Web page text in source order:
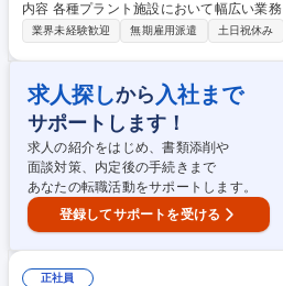
内容 各種プラント施設において幅広い業
の巡回、点検業務、メンテナンス、制御室
事！】1：高難易度国家資格を充実のサポ
士、冷凍機械責任者、危険物取扱者、ボ
ラントの安定稼働は今後も必要不可欠で
です！ 3：社会の役に立つ仕事（あなたの
す！） ★屋内業務が9割になります！ 募集職種 【神奈川/未経験から目指
す設備管理職】充実の研修体制！面接1回/
業界未経験歓迎 無期雇用派遣 土日祝休み
求人探しから 入社まで
サポートします！
求人の紹介をはじめ、書類添削や
面談対策、内定後の手続きまで
あなたの転職活動をサポートします。
登録してサポートを受ける
正社員